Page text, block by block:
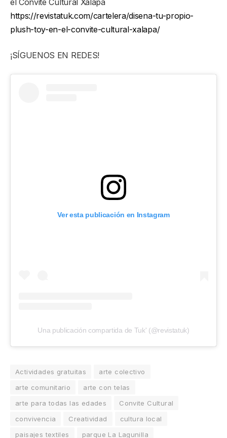
el Convite Cultural Xalapa
https://revistatuk.com/cartelera/disena-tu-propio-
plush-toy-en-el-convite-cultural-xalapa/
¡SÍGUENOS EN REDES!
Ver esta publicación en Instagram
Una publicación compartida de Tuk' (@revistatuk)
Actividades gratuitas
arte colectivo
arte comunitario
arte con telas
arte para todas las edades
Convite Cultural
convivencia
Creatividad
cultura local
paisajes textiles
parque La Lagunilla